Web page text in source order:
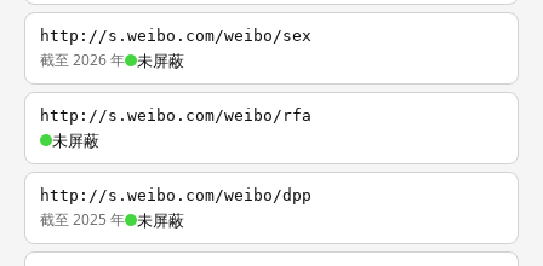
http://s.weibo.com/weibo/sex
截至 2026 年 未屏蔽
http://s.weibo.com/weibo/rfa
未屏蔽
http://s.weibo.com/weibo/dpp
截至 2025 年 未屏蔽